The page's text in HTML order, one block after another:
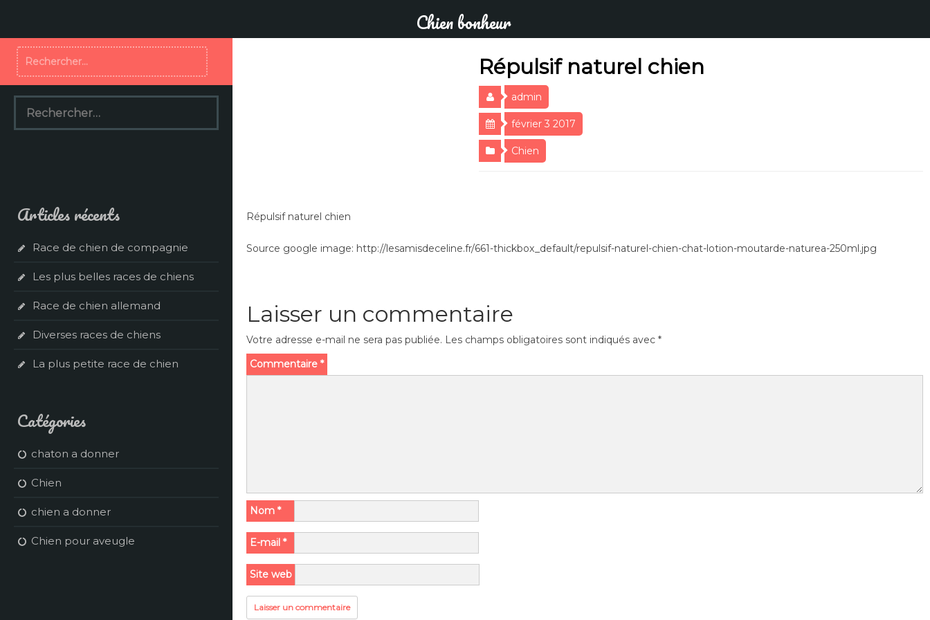
Chien bonheur
Répulsif naturel chien
admin
février 3 2017
Chien
Répulsif naturel chien
Source google image: http://lesamisdeceline.fr/661-thickbox_default/repulsif-naturel-chien-chat-lotion-moutarde-naturea-250ml.jpg
Laisser un commentaire
Votre adresse e-mail ne sera pas publiée. Les champs obligatoires sont indiqués avec *
Commentaire *
Nom *
E-mail *
Site web
Rechercher :
Rechercher :
Articles récents
Race de chien de compagnie
Les plus belles races de chiens
Race de chien allemand
Diverses races de chiens
La plus petite race de chien
Catégories
chaton a donner
Chien
chien a donner
Chien pour aveugle